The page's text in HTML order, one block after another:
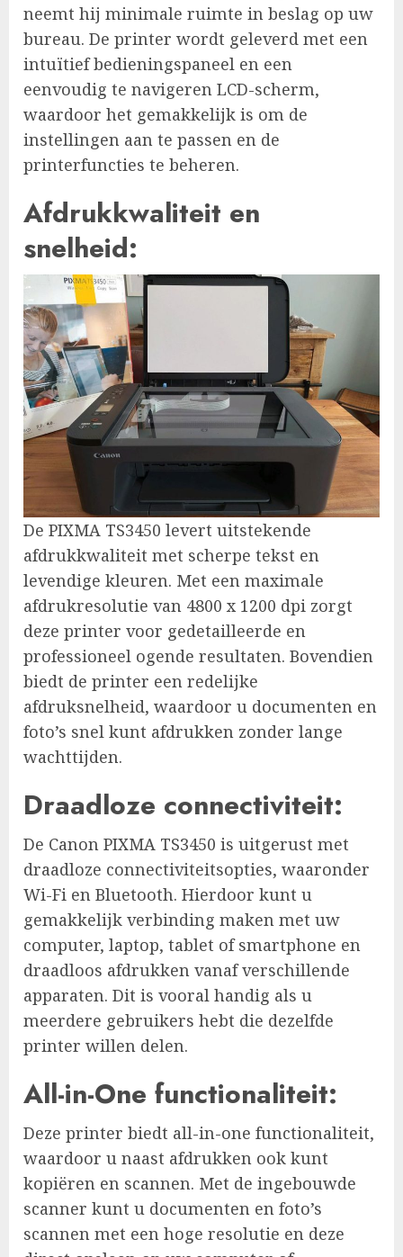
neemt hij minimale ruimte in beslag op uw
bureau. De printer wordt geleverd met een
intuïtief bedieningspaneel en een
eenvoudig te navigeren LCD-scherm,
waardoor het gemakkelijk is om de
instellingen aan te passen en de
printerfuncties te beheren.
Afdrukkwaliteit en
snelheid:
De PIXMA TS3450 levert uitstekende
afdrukkwaliteit met scherpe tekst en
levendige kleuren. Met een maximale
afdrukresolutie van 4800 x 1200 dpi zorgt
deze printer voor gedetailleerde en
professioneel ogende resultaten. Bovendien
biedt de printer een redelijke
afdruksnelheid, waardoor u documenten en
foto’s snel kunt afdrukken zonder lange
wachttijden.
Draadloze connectiviteit:
De Canon PIXMA TS3450 is uitgerust met
draadloze connectiviteitsopties, waaronder
Wi-Fi en Bluetooth. Hierdoor kunt u
gemakkelijk verbinding maken met uw
computer, laptop, tablet of smartphone en
draadloos afdrukken vanaf verschillende
apparaten. Dit is vooral handig als u
meerdere gebruikers hebt die dezelfde
printer willen delen.
All-in-One functionaliteit:
Deze printer biedt all-in-one functionaliteit,
waardoor u naast afdrukken ook kunt
kopiëren en scannen. Met de ingebouwde
scanner kunt u documenten en foto’s
scannen met een hoge resolutie en deze